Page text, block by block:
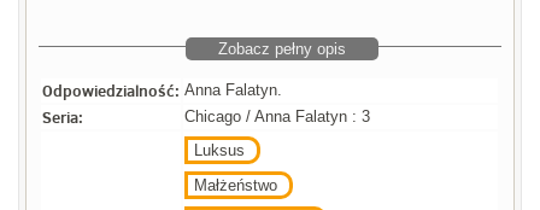
Zobacz pełny opis
Odpowiedzialność: Anna Falatyn.
Seria: Chicago / Anna Falatyn : 3
Luksus
Małżeństwo